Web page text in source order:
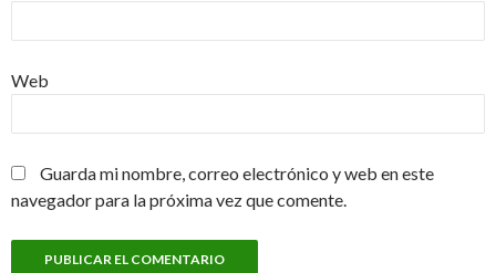
Web
Guarda mi nombre, correo electrónico y web en este
navegador para la próxima vez que comente.